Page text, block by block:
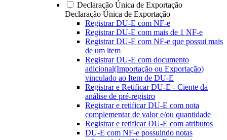
Declaração Única de Exportação
Declaração Única de Exportação
Registrar DU-E com NF-e
Registrar DU-E com mais de 1 NF-e
Registrar DU-E com NF-e que possui mais
de um item
Registrar DU-E com documento
adicional(Importação ou Exportação)
vinculado ao Item de DU-E
Registrar e Retificar DU-E - Ciente da
análise de pré-registro
Registrar e retificar DU-E com nota
complementar de valor e/ou quantidade
Registrar e retificar DU-E com atributos
DU-E com NF-e possuindo notas